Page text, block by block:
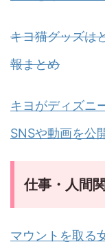
キヨ猫グッズは
報まとめ
キヨがディズニ
SNSや動画を公
仕事・人間
マウントを取る